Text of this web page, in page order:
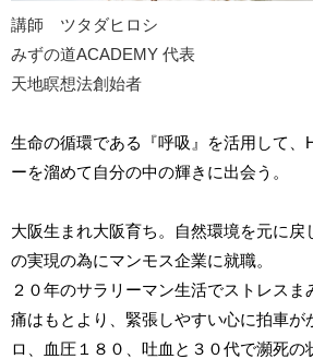
講師 ツタダヒロシ
みずの道ACADEMY 代表
天地瞑想法創始者
生命の循環である『呼吸』を活用して、
ーを溜めて自分の中の輝きに出会う。
大阪生まれ大阪育ち。自然環境を元に戻
の実現の為にマンモス企業に就職。
２０年のサラリーマン生活でストレス
痛はもとより、緊張しやすい心に拍車が
ロ、血圧１８０、吐血と３０代で瀕死の